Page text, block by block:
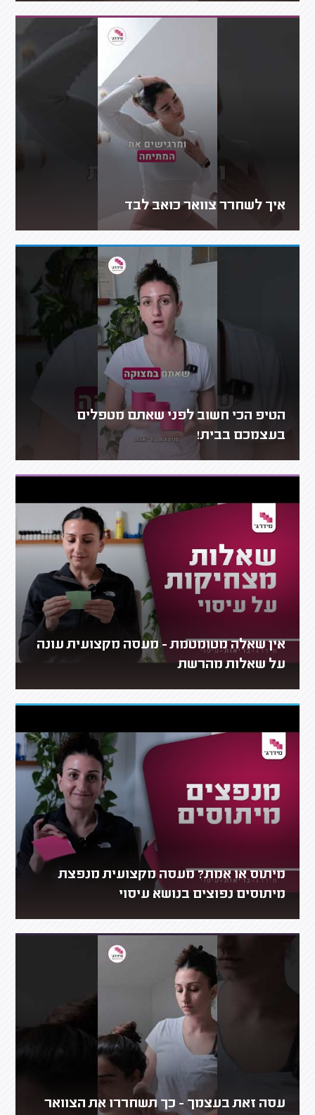
איך לשחרר צוואר כואב לבד
הטיפ הכי חשוב לפני שאתם מטפלים
בעצמכם בבית!
אין שאלה מטומטמת - מעסה מקצועית עונה
על שאלות מהרשת
מיתוס או אמת? מעסה מקצועית מנפצת
מיתוסים נפוצים בנושא עיסוי
עסה זאת בעצמך - כך תשחררו את הצוואר